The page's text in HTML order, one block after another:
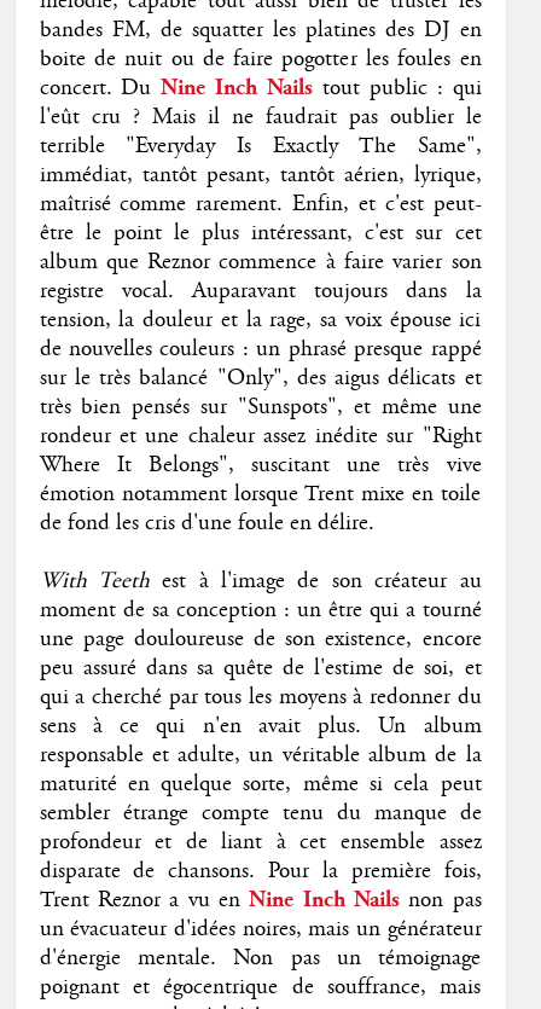
bandes FM, de squatter les platines des DJ en
boite de nuit ou de faire pogotter les foules en
concert. Du Nine Inch Nails tout public : qui
l'eût cru ? Mais il ne faudrait pas oublier le
terrible "Everyday Is Exactly The Same",
immédiat, tantôt pesant, tantôt aérien, lyrique,
maîtrisé comme rarement. Enfin, et c'est peut-
être le point le plus intéressant, c'est sur cet
album que Reznor commence à faire varier son
registre vocal. Auparavant toujours dans la
tension, la douleur et la rage, sa voix épouse ici
de nouvelles couleurs : un phrasé presque rappé
sur le très balancé "Only", des aigus délicats et
très bien pensés sur "Sunspots", et même une
rondeur et une chaleur assez inédite sur "Right
Where It Belongs", suscitant une très vive
émotion notamment lorsque Trent mixe en toile
de fond les cris d'une foule en délire.
With Teethest à l'image de son créateur au
moment de sa conception : un être qui a tourné
une page douloureuse de son existence, encore
peu assuré dans sa quête de l'estime de soi, et
qui a cherché par tous les moyens à redonner du
sens à ce qui n'en avait plus. Un album
responsable et adulte, un véritable album de la
maturité en quelque sorte, même si cela peut
sembler étrange compte tenu du manque de
profondeur et de liant à cet ensemble assez
disparate de chansons. Pour la première fois,
Trent Reznor a vu enNine Inch Nailsnon pas
un évacuateur d'idées noires, mais un générateur
d'énergie mentale. Non pas un témoignage
poignant et égocentrique de souffrance, mais